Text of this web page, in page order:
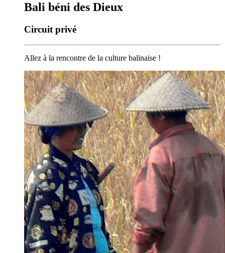
Bali béni des Dieux
Circuit privé
Allez à la rencontre de la culture balinaise !